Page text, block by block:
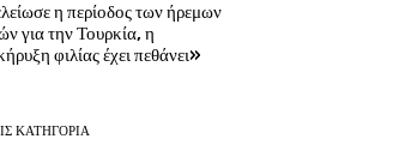
η περίοδος των ήρεμων
για την Τουρκία, η
φιλίας έχει πεθάνει»
ΚΑΤΗΓΟΡΊΑ